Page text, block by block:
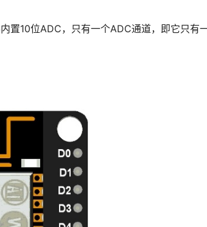
置10位ADC，只有一个ADC通道，即它只有